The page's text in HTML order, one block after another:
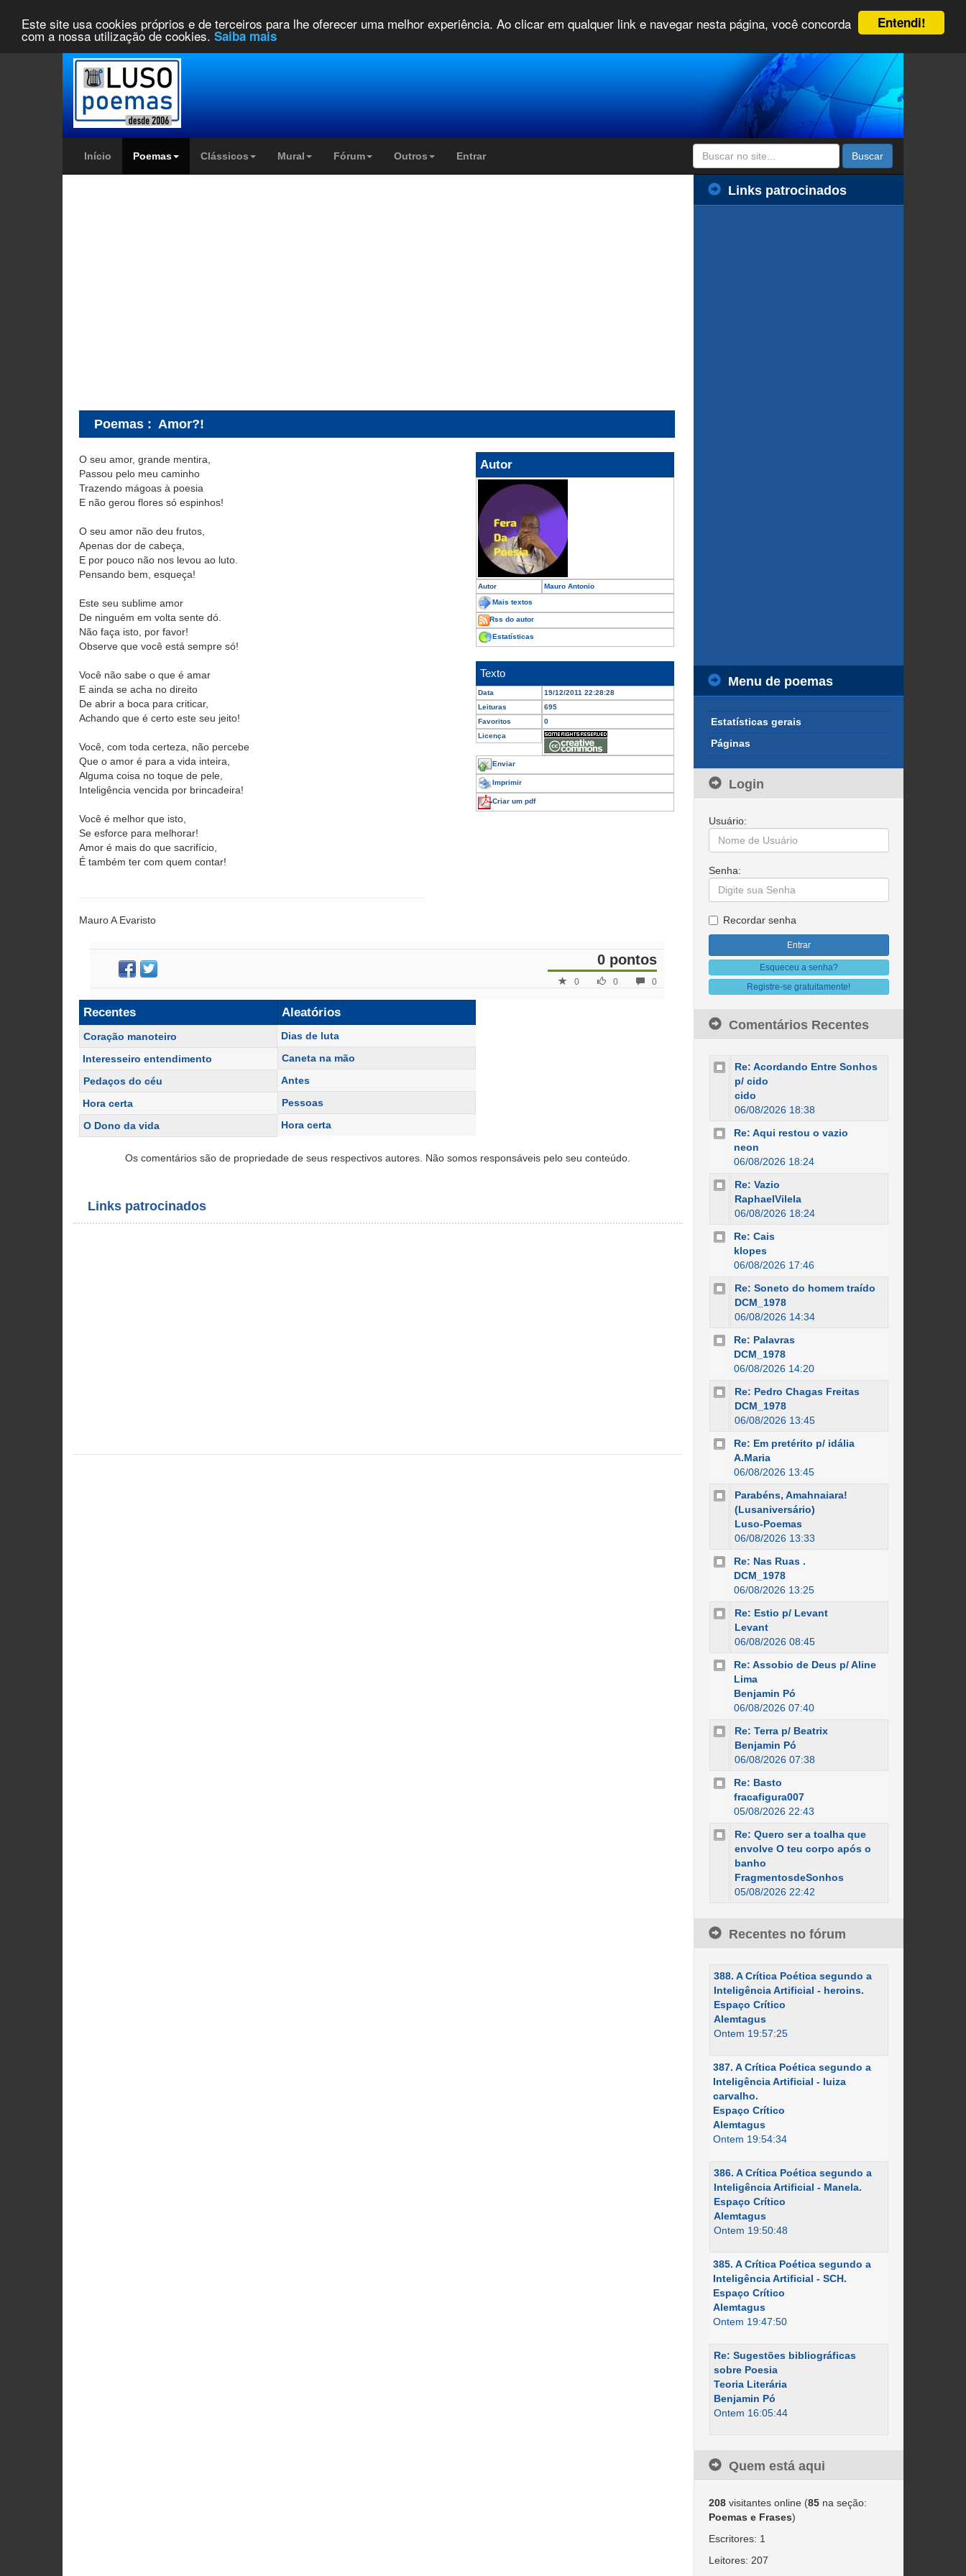
Entendi!
Este site usa cookies próprios e de terceiros para lhe oferecer uma melhor experiência. Ao clicar em qualquer link e navegar nesta página, você concorda
com a nossa utilização de cookies. Saiba mais
Início Poemas Clássicos Mural Fórum Outros Entrar Buscar
Poemas : Amor?!
O seu amor, grande mentira,
Passou pelo meu caminho
Trazendo mágoas à poesia
E não gerou flores só espinhos!
O seu amor não deu frutos,
Apenas dor de cabeça,
E por pouco não nos levou ao luto.
Pensando bem, esqueça!
Este seu sublime amor
De ninguém em volta sente dó.
Não faça isto, por favor!
Observe que você está sempre só!
Você não sabe o que é amar
E ainda se acha no direito
De abrir a boca para criticar,
Achando que é certo este seu jeito!
Você, com toda certeza, não percebe
Que o amor é para a vida inteira,
Alguma coisa no toque de pele,
Inteligência vencida por brincadeira!
Você é melhor que isto,
Se esforce para melhorar!
Amor é mais do que sacrifício,
É também ter com quem contar!
Mauro A Evaristo
Autor
Autor Mauro Antonio
Mais textos
Rss do autor
Estatísticas
Texto
Data
19/12/2011 22:28:28
Leituras
695
Favoritos
0
Licença
Enviar
Imprimir
Criar um pdf
0 pontos
0
0
0
Recentes
Coração manoteiro
Interesseiro entendimento
Pedaços do céu
Hora certa
O Dono da vida
Aleatórios
Dias de luta
Caneta na mão
Antes
Pessoas
Hora certa
Os comentários são de propriedade de seus respectivos autores. Não somos responsáveis pelo seu conteúdo.
Links patrocinados
Links patrocinados
Menu de poemas
Estatísticas gerais
Páginas
Login
Usuário:
Senha:
Recordar senha
Esqueceu a senha?
Registre-se gratuitamente!
Comentários Recentes
Re: Acordando Entre Sonhos
p/ cido
cido
06/08/2026 18:38
Re: Aqui restou o vazio
neon
06/08/2026 18:24
Re: Vazio
RaphaelVilela
06/08/2026 18:24
Re: Cais
klopes
06/08/2026 17:46
Re: Soneto do homem traído
DCM_1978
06/08/2026 14:34
Re: Palavras
DCM_1978
06/08/2026 14:20
Re: Pedro Chagas Freitas
DCM_1978
06/08/2026 13:45
Re: Em pretérito p/ idália
A.Maria
06/08/2026 13:45
Parabéns, Amahnaiara!
(Lusaniversário)
Luso-Poemas
06/08/2026 13:33
Re: Nas Ruas .
DCM_1978
06/08/2026 13:25
Re: Estio p/ Levant
Levant
06/08/2026 08:45
Re: Assobio de Deus p/ Aline
Lima
Benjamin Pó
06/08/2026 07:40
Re: Terra p/ Beatrix
Benjamin Pó
06/08/2026 07:38
Re: Basto
fracafigura007
05/08/2026 22:43
Re: Quero ser a toalha que
envolve O teu corpo após o
banho
FragmentosdeSonhos
05/08/2026 22:42
Recentes no fórum
388. A Crítica Poética segundo a
Inteligência Artificial - heroins.
Espaço Crítico
Alemtagus
Ontem 19:57:25
387. A Crítica Poética segundo a
Inteligência Artificial - luiza
carvalho.
Espaço Crítico
Alemtagus
Ontem 19:54:34
386. A Crítica Poética segundo a
Inteligência Artificial - Manela.
Espaço Crítico
Alemtagus
Ontem 19:50:48
385. A Crítica Poética segundo a
Inteligência Artificial - SCH.
Espaço Crítico
Alemtagus
Ontem 19:47:50
Re: Sugestões bibliográficas
sobre Poesia
Teoria Literária
Benjamin Pó
Ontem 16:05:44
Quem está aqui
208visitantes online (85na seção:
Poemas e Frases)
Escritores: 1
Leitores: 207